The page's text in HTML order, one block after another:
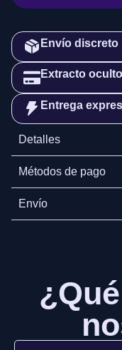
Envío discreto
Extracto oculto
Entrega
Detalles
Métodos de pago
Envío